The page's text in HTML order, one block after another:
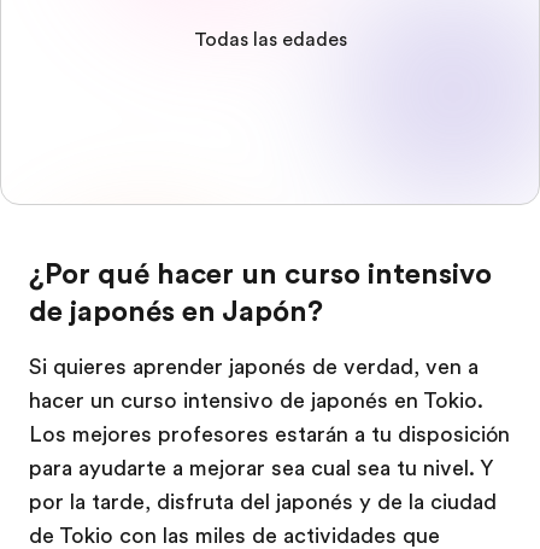
Todas las edades
¿Por qué hacer un curso intensivo
de japonés en Japón?
Si quieres aprender japonés de verdad, ven a
hacer un curso intensivo de japonés en Tokio.
Los mejores profesores estarán a tu disposición
para ayudarte a mejorar sea cual sea tu nivel. Y
por la tarde, disfruta del japonés y de la ciudad
de Tokio con las miles de actividades que